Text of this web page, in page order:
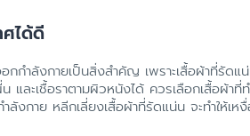
ศได้ดี
กกำลังกายเป็นสิ่งสำคัญ เพราะเสื้อผ้าที่รัดแ
ละเชื้อราตามผิวหนังได้ ควรเลือกเสื้อผ้าที่ท
ลังกาย หลีกเลี่ยงเสื้อผ้าที่รัดแน่น จะทำให้